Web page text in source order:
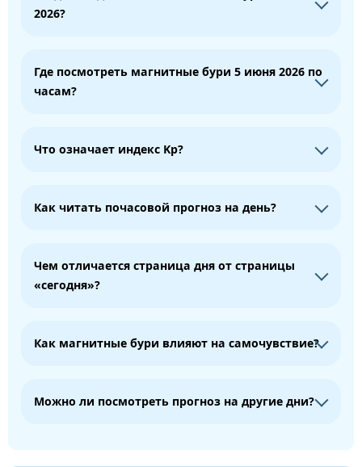
2026?
Где посмотреть магнитные бури 5 июня 2026 по
часам?
Что означает индекс Kp?
Как читать почасовой прогноз на день?
Чем отличается страница дня от страницы
«сегодня»?
Как магнитные бури влияют на самочувствие?
Можно ли посмотреть прогноз на другие дни?